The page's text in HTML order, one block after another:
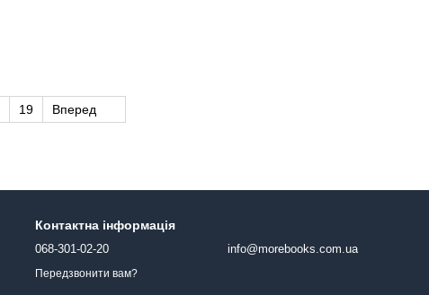
19 Вперед
Контактна інформація
068-301-02-20
Передзвонити вам?
info@morebooks.com.ua